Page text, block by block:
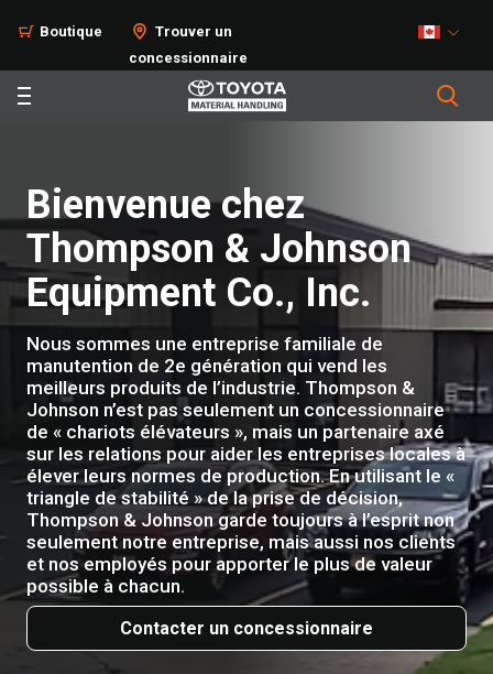
Boutique
Trouver un
concessionnaire
Bienvenue chez
Thompson & Johnson
Equipment Co., Inc.
Nous sommes une entreprise familiale de
manutention de 2e génération qui vend les
meilleurs produits de l’industrie. Thompson &
Johnson n’est pas seulement un concessionnaire
de « chariots élévateurs », mais un partenaire axé
sur les relations pour aider les entreprises locales à
élever leurs normes de production. En utilisant le «
triangle de stabilité » de la prise de décision,
Thompson & Johnson garde toujours à l’esprit non
seulement notre entreprise, mais aussi nos clients
et nos employés pour apporter le plus de valeur
possible à chacun.
Contacter un concessionnaire